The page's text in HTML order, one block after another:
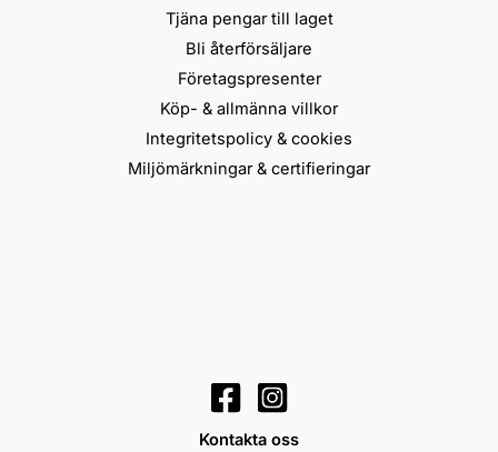
Tjäna pengar till laget
Bli återförsäljare
Företagspresenter
Köp- & allmänna villkor
Integritetspolicy & cookies
Miljömärkningar & certifieringar
Kontakta oss